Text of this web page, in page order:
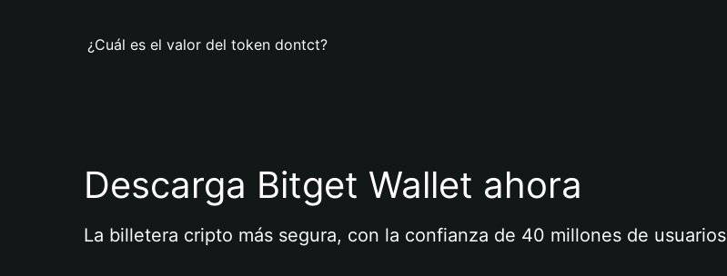
¿Cuál es el valor del token dontct?
Descarga Bitget Wallet ahora
La billetera cripto más segura, con la confianza de 40 millones de usuarios